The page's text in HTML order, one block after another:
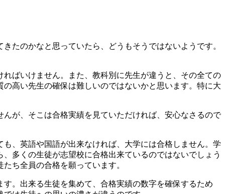
たのかなと思っていたら、どうもそうではないようです。
ばいけません。また、教科別に先生が違うと、その全ての
高い先生の確保は難しいのではないかと思います。特に大
が、そこは合格実績を見ていただければ、安心なさるので
、英語や国語が出来なければ、大学には合格しません。学
多くの生徒が志望校に合格出来ているのではないでしょう
ち全員の合格を願っています。
。出来る生徒を集めて、合格実績の数字を確保するため